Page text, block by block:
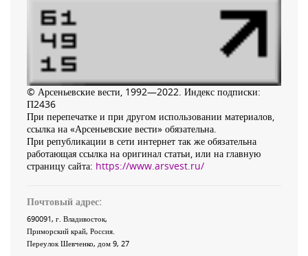
© Арсеньевские вести, 1992—2022. Индекс подписки:
П2436
При перепечатке и при другом использовании материалов,
ссылка на «Арсеньевские вести» обязательна.
При републикации в сети интернет так же обязательна
работающая ссылка на оригинал статьи, или на главную
страницу сайта: https://www.arsvest.ru/
Почтовый адрес:
690091, г. Владивосток,
Приморский край, Россия
Переулок Шевченко, дом 9, 27